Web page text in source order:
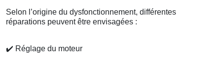
Selon l’origine du dysfonctionnement, différentes
réparations peuvent être envisagées :
✔️ Réglage du moteur